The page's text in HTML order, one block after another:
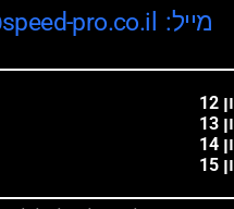
מייל: info@speed-pro.co.il